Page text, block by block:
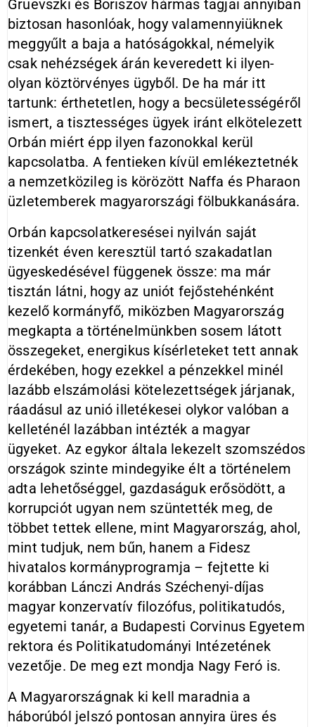
Gruevszki és Boriszov hármas tagjai annyiban
biztosan hasonlóak, hogy valamennyiüknek
meggyűlt a baja a hatóságokkal, némelyik
csak nehézségek árán keveredett ki ilyen-
olyan köztörvényes ügyből. De ha már itt
tartunk: érthetetlen, hogy a becsületességéről
ismert, a tisztességes ügyek iránt elkötelezett
Orbán miért épp ilyen fazonokkal kerül
kapcsolatba. A fentieken kívül emlékeztetnék
a nemzetközileg is körözött Naffa és Pharaon
üzletemberek magyarországi fölbukkanására.
Orbán kapcsolatkeresései nyilván saját
tizenkét éven keresztül tartó szakadatlan
ügyeskedésével függenek össze: ma már
tisztán látni, hogy az uniót fejőstehénként
kezelő kormányfő, miközben Magyarország
megkapta a történelmünkben sosem látott
összegeket, energikus kísérleteket tett annak
érdekében, hogy ezekkel a pénzekkel minél
lazább elszámolási kötelezettségek járjanak,
ráadásul az unió illetékesei olykor valóban a
kelleténél lazábban intézték a magyar
ügyeket. Az egykor általa lekezelt szomszédos
országok szinte mindegyike élt a történelem
adta lehetőséggel, gazdaságuk erősödött, a
korrupciót ugyan nem szüntették meg, de
többet tettek ellene, mint Magyarország, ahol,
mint tudjuk, nem bűn, hanem a Fidesz
hivatalos kormányprogramja – fejtette ki
korábban Lánczi András Széchenyi-díjas
magyar konzervatív filozófus, politikatudós,
egyetemi tanár, a Budapesti Corvinus Egyetem
rektora és Politikatudományi Intézetének
vezetője. De meg ezt mondja Nagy Feró is.
A Magyarországnak ki kell maradnia a
háborúból jelszó pontosan annyira üres és